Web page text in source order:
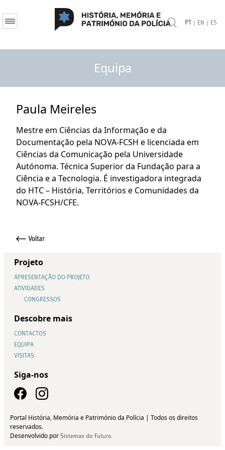
PT | EN | ES
Equipa
Paula Meireles
Mestre em Ciências da Informação e da
Documentação pela NOVA-FCSH e licenciada em
Ciências da Comunicação pela Universidade
Autónoma. Técnica Superior da Fundação para a
Ciência e a Tecnologia. É investigadora integrada
do HTC – História, Territórios e Comunidades da
NOVA-FCSH/CFE.
Projeto
APRESENTAÇÃO DO PROJETO
ATIVIDADES
CONGRESSOS
Descobre mais
CONTACTOS
EQUIPA
VISITAS
Siga-nos
Portal História, Memória e Património da Polícia | Todos os direitos
reservados.
Desenvolvido por Sistemas do Futuro